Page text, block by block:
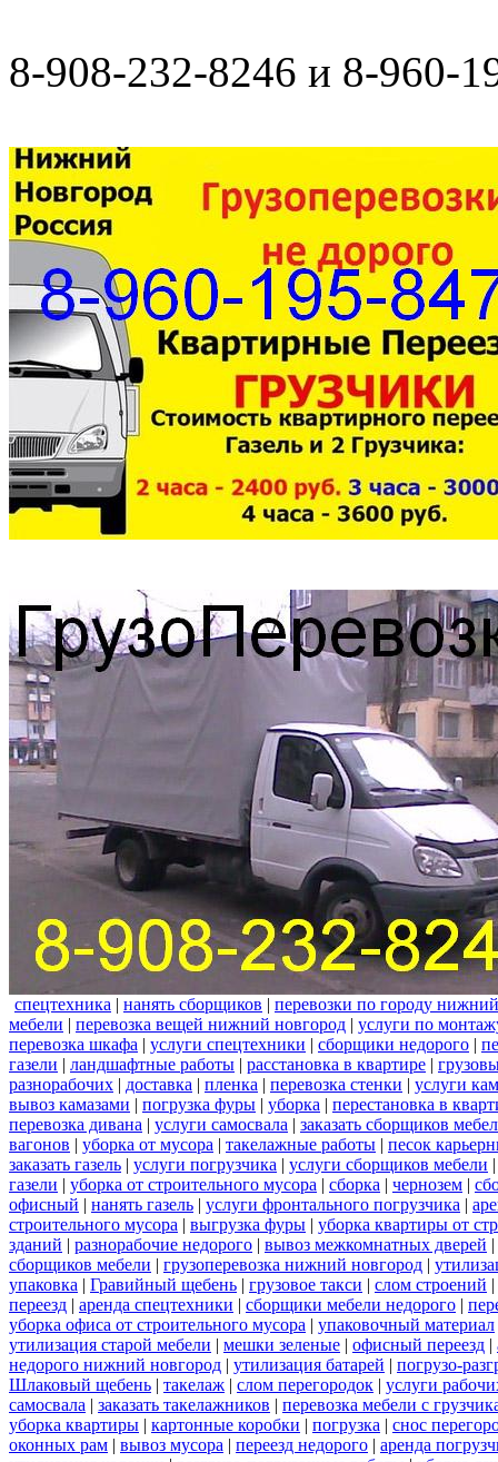
8-908-232-8246 и 8-960-
спецтехника | нанять сборщиков | перевозки по городу
мебели | перевозка вещей нижний новгород | услуги по
перевозка шкафа | услуги спецтехники | сборщики недорого |
газели | ландшафтные работы | расстановка в квартире |
разнорабочих | доставка | пленка | перевозка стенки | услуги
вывоз камазами | погрузка фуры | уборка | перестановка в
перевозка дивана | услуги самосвала | заказать сборщиков
вагонов | уборка от мусора | такелажные работы | песок
заказать газель | услуги погрузчика | услуги сборщиков мебели
газели | уборка от строительного мусора | сборка | чернозем |
офисный | нанять газель | услуги фронтального погрузчика |
строительного мусора | выгрузка фуры | уборка квартиры от
зданий | разнорабочие недорого | вывоз межкомнатных дверей |
сборщиков мебели | грузоперевозка нижний новгород |
упаковка | Гравийный щебень | грузовое такси | слом строений |
переезд | аренда спецтехники | сборщики мебели недорого |
уборка офиса от строительного мусора | упаковочный материал
утилизация старой мебели | мешки зеленые | офисный переезд |
недорого нижний новгород | утилизация батарей | погрузо-
Шлаковый щебень | такелаж | слом перегородок | услуги
самосвала | заказать такелажников | перевозка мебели с
уборка квартиры | картонные коробки | погрузка | снос
оконных рам | вывоз мусора | переезд недорого | аренда